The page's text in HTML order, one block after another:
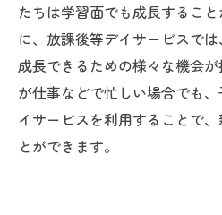
たちは学習面でも成長するこ
に、放課後等デイサービスで
成長できるための様々な機会
が仕事などで忙しい場合でも
イサービスを利用することで
とができます。